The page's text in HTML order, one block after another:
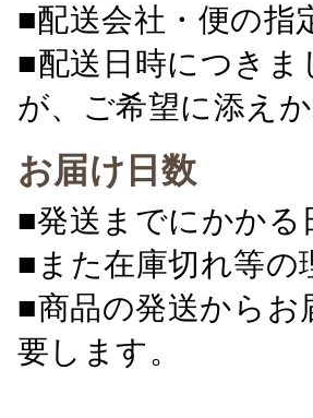
■配送会社・便の指
■配送日時につき
が、ご希望に添え
お届け日数
■発送までにかかる
■また在庫切れ等の
■商品の発送からお
要します。